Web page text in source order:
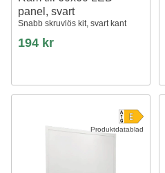
panel, svart
Snabb skruvlös kit, svart kant
194 kr
Produktdatablad